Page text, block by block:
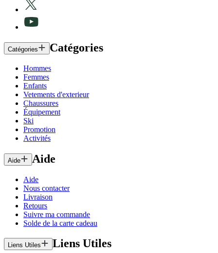
Catégories Catégories
Hommes
Femmes
Enfants
Vetements d'exterieur
Chaussures
Équipement
Ski
Promotion
Activités
Aide Aide
Aide
Nous contacter
Livraison
Retours
Suivre ma commande
Solde de la carte cadeau
Liens Utiles Liens Utiles